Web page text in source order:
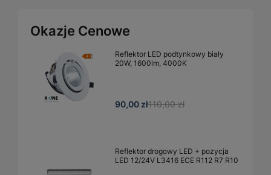
Okazje Cenowe
Reflektor LED podtynkowy biały
20W, 1600lm, 4000K
90,00 zł110,00 zł
Reflektor drogowy LED + pozycja
LED 12/24V L3416 ECE R112 R7 R10